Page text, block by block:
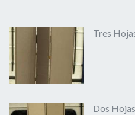
Tres
Dos Hojas